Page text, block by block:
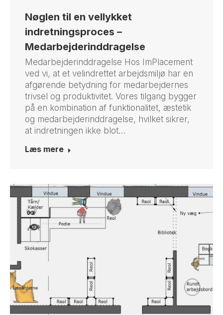
Nøglen til en vellykket
indretningsproces –
Medarbejderinddragelse
Medarbejderinddragelse Hos ImPlacement
ved vi, at et velindrettet arbejdsmiljø har en
afgørende betydning for medarbejdernes
trivsel og produktivitet. Vores tilgang bygger
på en kombination af funktionalitet, æstetik
og medarbejderinddragelse, hvilket sikrer,
at indretningen ikke blot…
Læs mere